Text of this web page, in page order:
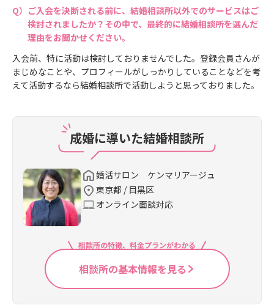
ご入会を決断される前に、結婚相談所以外でのサービスはご
検討されましたか？その中で、最終的に結婚相談所を選んだ
理由をお聞かせください。
入会前、特に活動は検討しておりませんでした。登録会員さんが
まじめなことや、プロフィールがしっかりしていることなどを考
えて活動するなら結婚相談所で活動しようと思っておりました。
成婚に導いた結婚相談所
婚活サロン ケンマリアージュ
東京都 / 目黒区
オンライン面談対応
相談所の特徴、料金プランがわかる
相談所の基本情報を見る